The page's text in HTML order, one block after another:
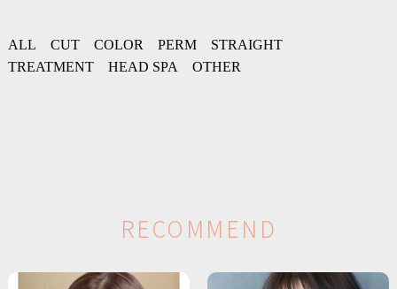
ALL CUT COLOR PERM
STRAIGHT
TREATMENT
HEAD SPA OTHER
RECO MM EN D